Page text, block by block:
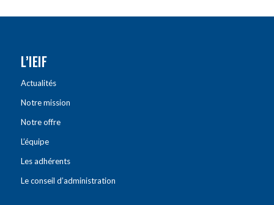
L’IEIF
Actualités
Notre mission
Notre offre
L’équipe
Les adhérents
Le conseil d’administration